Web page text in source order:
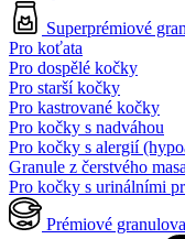
Superprémiové
Pro koťata
Pro dospělé kočky
Pro starší kočky
Pro kastrované kočky
Pro kočky s nadváhou
Pro kočky s alergií
Granule z čerstvého masa
Pro kočky s urinálními
Prémiové